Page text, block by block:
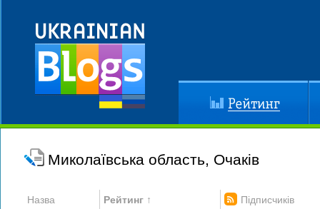
Рейтинг
Миколаївська область, Очаків
Назва Рейтинг ↑
Підписчиків